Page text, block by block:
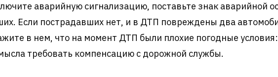
аварийную сигнализацию, поставьте знак аварийной
Если пострадавших нет, и в ДТП повреждены два
в нем, что на момент ДТП были плохие погодные условия:
требовать компенсацию с дорожной службы.